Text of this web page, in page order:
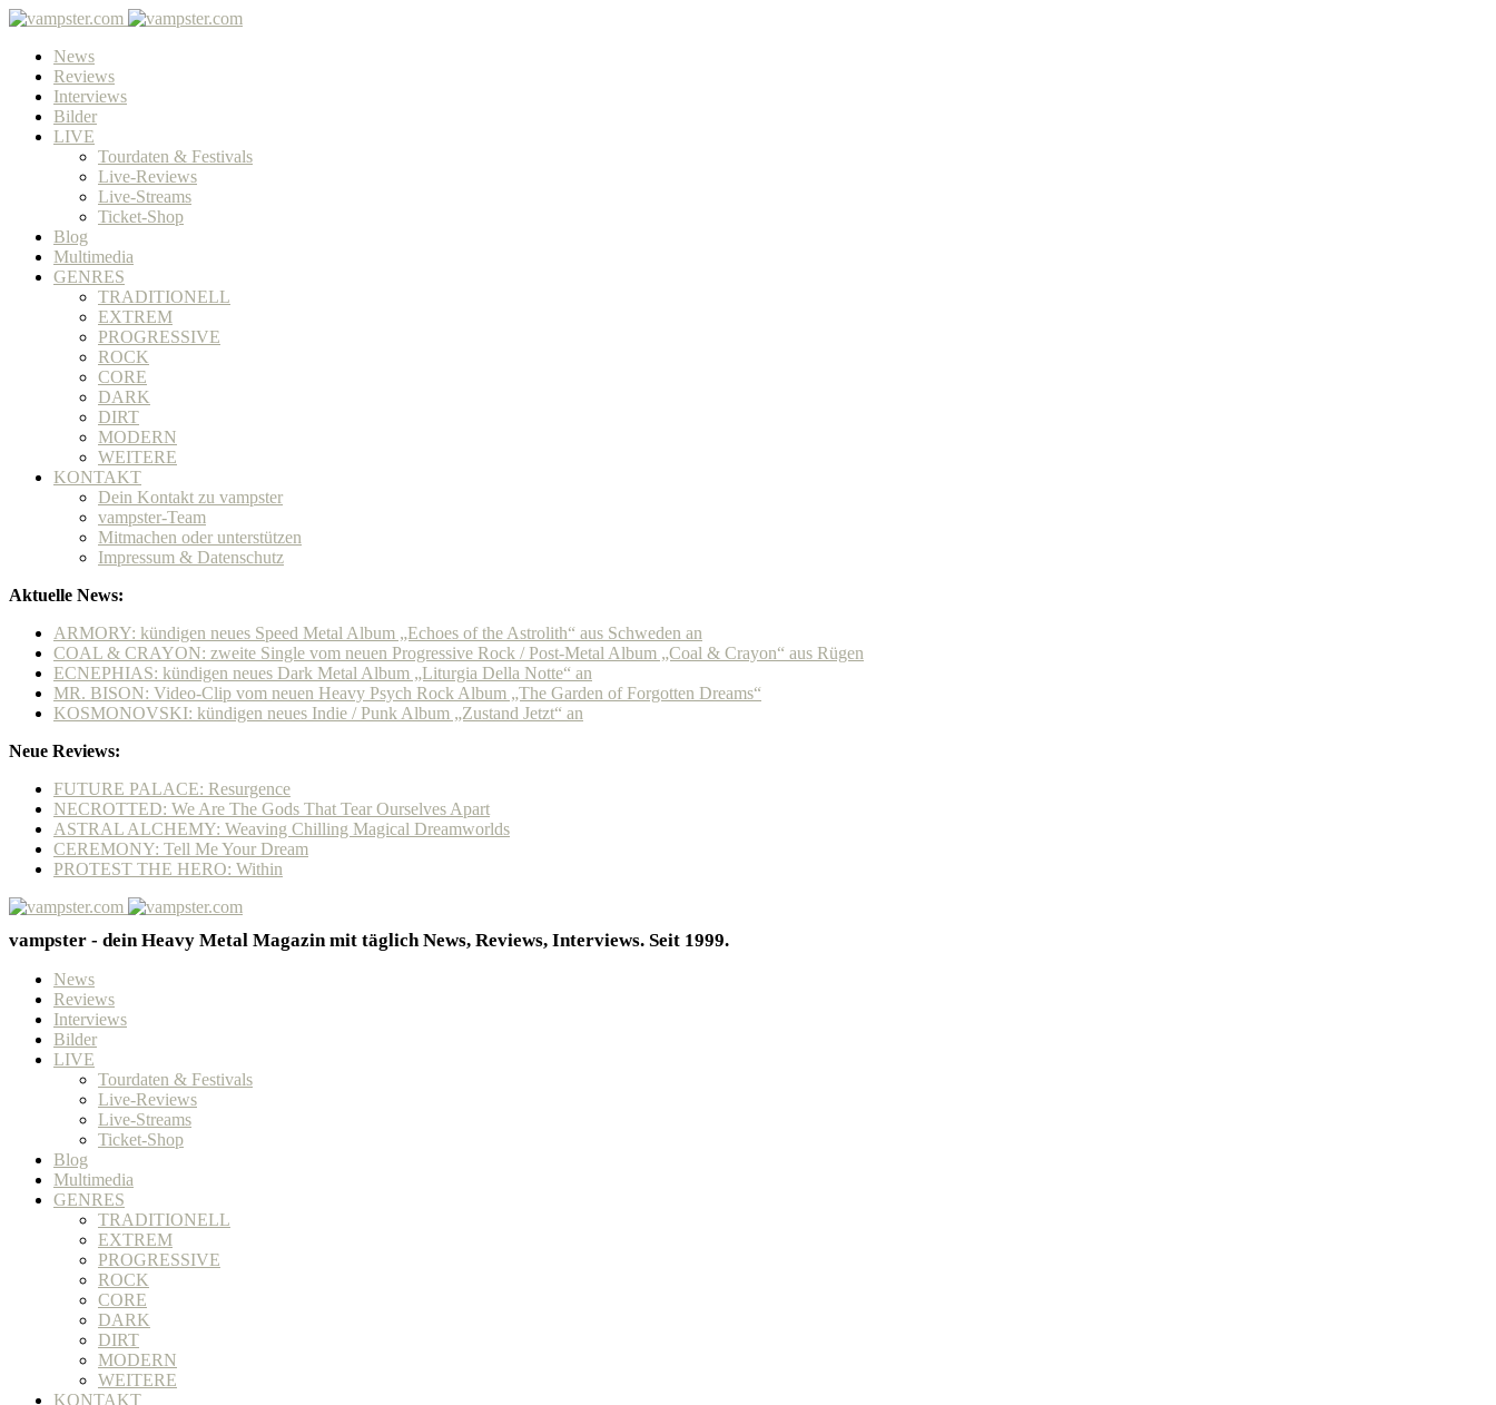
News
Reviews
Interviews
Bilder
LIVE
Tourdaten & Festivals
Live-Reviews
Live-Streams
Ticket-Shop
Blog
Multimedia
GENRES
TRADITIONELL
EXTREM
PROGRESSIVE
ROCK
CORE
DARK
DIRT
MODERN
WEITERE
KONTAKT
Dein Kontakt zu vampster
vampster-Team
Mitmachen oder unterstützen
Impressum & Datenschutz
Aktuelle News:
ARMORY: kündigen neues Speed Metal Album „Echoes of the Astrolith“ aus Schweden an
COAL & CRAYON: zweite Single vom neuen Progressive Rock / Post-Metal Album „Coal & Crayon“ aus Rügen
ECNEPHIAS: kündigen neues Dark Metal Album „Liturgia Della Notte“ an
MR. BISON: Video-Clip vom neuen Heavy Psych Rock Album „The Garden of Forgotten Dreams“
KOSMONOVSKI: kündigen neues Indie / Punk Album „Zustand Jetzt“ an
Neue Reviews:
FUTURE PALACE: Resurgence
NECROTTED: We Are The Gods That Tear Ourselves Apart
ASTRAL ALCHEMY: Weaving Chilling Magical Dreamworlds
CEREMONY: Tell Me Your Dream
PROTEST THE HERO: Within
vampster - dein Heavy Metal Magazin mit täglich News, Reviews, Interviews. Seit 1999.
News
Reviews
Interviews
Bilder
LIVE
Tourdaten & Festivals
Live-Reviews
Live-Streams
Ticket-Shop
Blog
Multimedia
GENRES
TRADITIONELL
EXTREM
PROGRESSIVE
ROCK
CORE
DARK
DIRT
MODERN
WEITERE
KONTAKT